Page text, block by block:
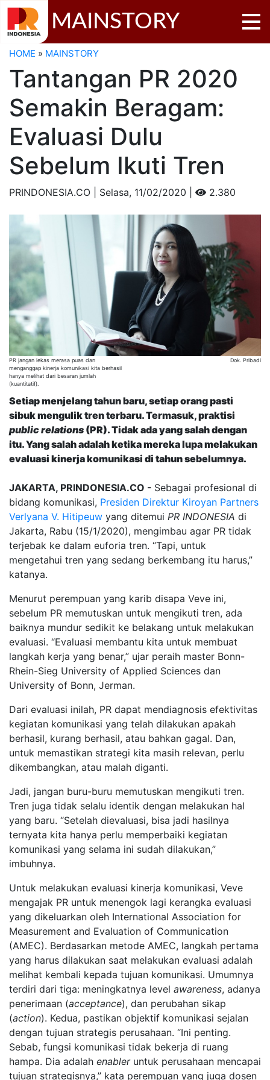
MAINSTORY
HOME » MAINSTORY
Tantangan PR 2020
Semakin Beragam:
Evaluasi Dulu
Sebelum Ikuti Tren
PRINDONESIA.CO | Selasa, 11/02/2020 | 2.380
PR jangan lekas merasa puas dan
menganggap kinerja komunikasi kita berhasil
hanya melihat dari besaran jumlah
(kuantitatif).
Dok. Pribadi
Setiap menjelang tahun baru, setiap orang pasti
sibuk mengulik tren terbaru. Termasuk, praktisi
public relations (PR). Tidak ada yang salah dengan
itu. Yang salah adalah ketika mereka lupa melakukan
evaluasi kinerja komunikasi di tahun sebelumnya.
JAKARTA, PRINDONESIA.CO - Sebagai profesional di
bidang komunikasi, Presiden Direktur Kiroyan Partners
Verlyana V. Hitipeuw yang ditemui PR INDONESIA di
Jakarta, Rabu (15/1/2020), mengimbau agar PR tidak
terjebak ke dalam euforia tren. “Tapi, untuk
mengetahui tren yang sedang berkembang itu harus,”
katanya.
Menurut perempuan yang karib disapa Veve ini,
sebelum PR memutuskan untuk mengikuti tren, ada
baiknya mundur sedikit ke belakang untuk melakukan
evaluasi. “Evaluasi membantu kita untuk membuat
langkah kerja yang benar,” ujar peraih master Bonn-
Rhein-Sieg University of Applied Sciences dan
University of Bonn, Jerman.
Dari evaluasi inilah, PR dapat mendiagnosis efektivitas
kegiatan komunikasi yang telah dilakukan apakah
berhasil, kurang berhasil, atau bahkan gagal. Dan,
untuk memastikan strategi kita masih relevan, perlu
dikembangkan, atau malah diganti.
Jadi, jangan buru-buru memutuskan mengikuti tren.
Tren juga tidak selalu identik dengan melakukan hal
yang baru. “Setelah dievaluasi, bisa jadi hasilnya
ternyata kita hanya perlu memperbaiki kegiatan
komunikasi yang selama ini sudah dilakukan,”
imbuhnya.
Untuk melakukan evaluasi kinerja komunikasi, Veve
mengajak PR untuk menengok lagi kerangka evaluasi
yang dikeluarkan oleh International Association for
Measurement and Evaluation of Communication
(AMEC). Berdasarkan metode AMEC, langkah pertama
yang harus dilakukan saat melakukan evaluasi adalah
melihat kembali kepada tujuan komunikasi. Umumnya
terdiri dari tiga: meningkatnya level awareness, adanya
penerimaan (acceptance), dan perubahan sikap
(action). Kedua, pastikan objektif komunikasi sejalan
dengan tujuan strategis perusahaan. “Ini penting.
Sebab, fungsi komunikasi tidak bekerja di ruang
hampa. Dia adalah enableruntuk perusahaan mencapai
tujuan strategisnya,” kata perempuan yang juga dosen